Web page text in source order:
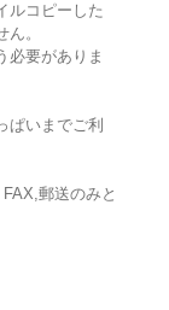
ルコピーした
。
必要がありま
ぱいまでご利
郵送のみと